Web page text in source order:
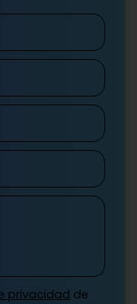
privacidad de